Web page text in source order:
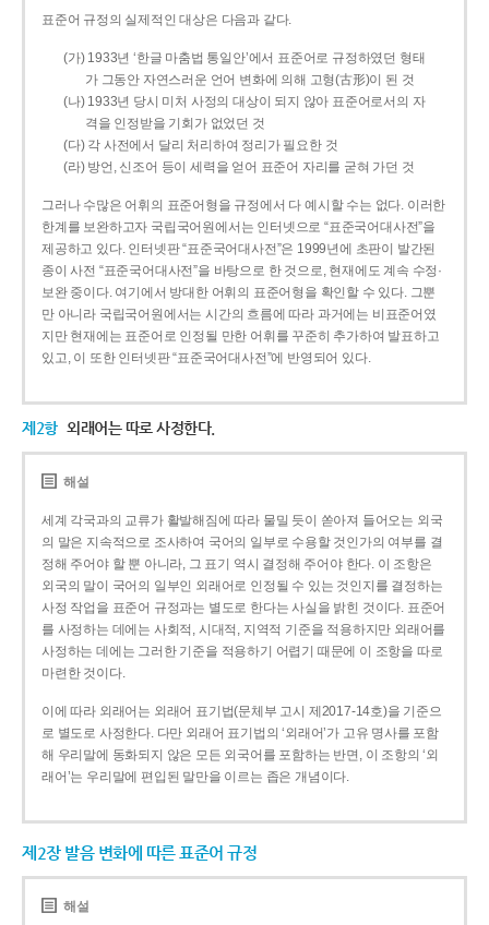
표준어 규정의 실제적인 대상은 다음과 같다.
(가) 1933년 ‘한글 마춤법 통일안’에서 표준어로 규정하였던 형태
가 그동안 자연스러운 언어 변화에 의해 고형(古形)이 된 것
(나) 1933년 당시 미처 사정의 대상이 되지 않아 표준어로서의 자
격을 인정받을 기회가 없었던 것
(다) 각 사전에서 달리 처리하여 정리가 필요한 것
(라) 방언, 신조어 등이 세력을 얻어 표준어 자리를 굳혀 가던 것
그러나 수많은 어휘의 표준어형을 규정에서 다 예시할 수는 없다. 이러한
한계를 보완하고자 국립국어원에서는 인터넷으로 “표준국어대사전”을
제공하고 있다. 인터넷판 “표준국어대사전”은 1999년에 초판이 발간된
종이 사전 “표준국어대사전”을 바탕으로 한 것으로, 현재에도 계속 수정·
보완 중이다. 여기에서 방대한 어휘의 표준어형을 확인할 수 있다. 그뿐
만 아니라 국립국어원에서는 시간의 흐름에 따라 과거에는 비표준어였
지만 현재에는 표준어로 인정될 만한 어휘를 꾸준히 추가하여 발표하고
있고, 이 또한 인터넷판 “표준국어대사전”에 반영되어 있다.
제2항 외래어는 따로 사정한다.
해설
세계 각국과의 교류가 활발해짐에 따라 물밀 듯이 쏟아져 들어오는 외국
의 말은 지속적으로 조사하여 국어의 일부로 수용할 것인가의 여부를 결
정해 주어야 할 뿐 아니라, 그 표기 역시 결정해 주어야 한다. 이 조항은
외국의 말이 국어의 일부인 외래어로 인정될 수 있는 것인지를 결정하는
사정 작업을 표준어 규정과는 별도로 한다는 사실을 밝힌 것이다. 표준어
를 사정하는 데에는 사회적, 시대적, 지역적 기준을 적용하지만 외래어를
사정하는 데에는 그러한 기준을 적용하기 어렵기 때문에 이 조항을 따로
마련한 것이다.
이에 따라 외래어는 외래어 표기법(문체부 고시 제2017-14호)을 기준으
로 별도로 사정한다. 다만 외래어 표기법의 ‘외래어’가 고유 명사를 포함
해 우리말에 동화되지 않은 모든 외국어를 포함하는 반면, 이 조항의 ‘외
래어’는 우리말에 편입된 말만을 이르는 좁은 개념이다.
제2장 발음 변화에 따른 표준어 규정
해설